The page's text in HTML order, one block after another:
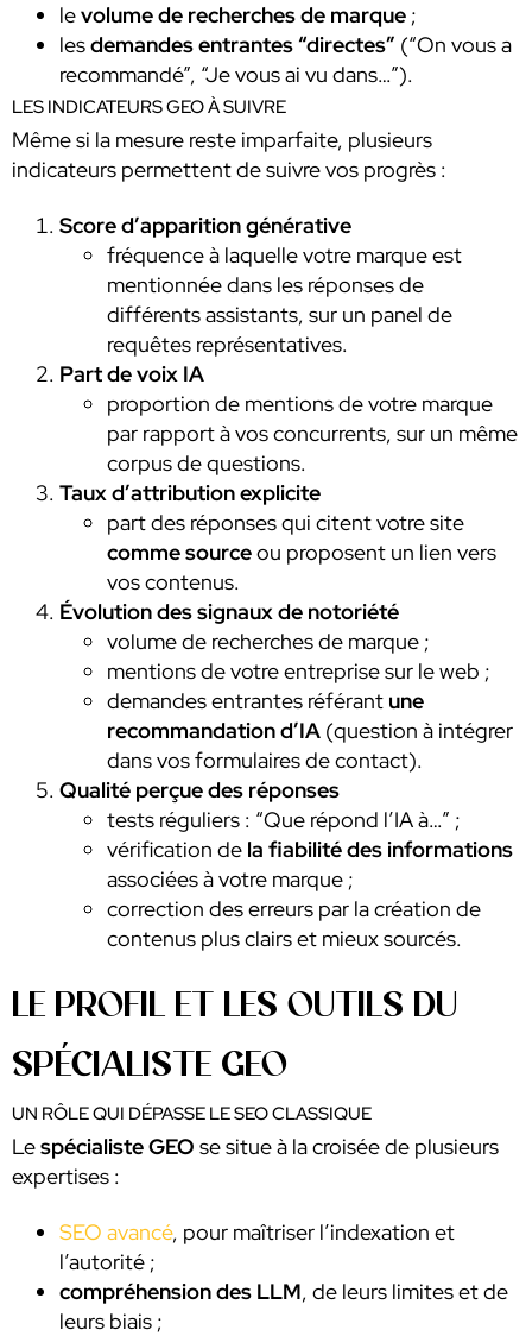
levolume de recherches de marque ;
lesdemandes entrantes “directes” (“On vous a
recommandé”, “Je vous ai vu dans…”).
LES INDICATEURS GEO À SUIVRE
Même si la mesure reste imparfaite, plusieurs
indicateurs permettent de suivre vos progrès :
Score d’apparition générative
fréquence à laquelle votre marque est
mentionnée dans les réponses de
différents assistants, sur un panel de
requêtes représentatives.
Part de voix IA
proportion de mentions de votre marque
par rapport à vos concurrents, sur un même
corpus de questions.
Taux d’attribution explicite
part des réponses qui citent votre site
comme sourceou proposent un lien vers
vos contenus.
Évolution des signaux de notoriété
volume de recherches de marque ;
mentions de votre entreprise sur le web ;
demandes entrantes référant une
recommandation d’IA (question à intégrer
dans vos formulaires de contact).
Qualité perçue des réponses
tests réguliers : “Que répond l’IA à…” ;
vérification de la fiabilité des informations
associées à votre marque ;
correction des erreurs par la création de
contenus plus clairs et mieux sourcés.
LE PROFIL ET LES OUTILS DU
SPÉCIALISTE GEO
UN RÔLE QUI DÉPASSE LE SEO CLASSIQUE
Lespécialiste GEO se situe à la croisée de plusieurs
expertises :
SEO avancé, pour maîtriser l’indexation et
l’autorité ;
compréhension des LLM, de leurs limites et de
leurs biais ;